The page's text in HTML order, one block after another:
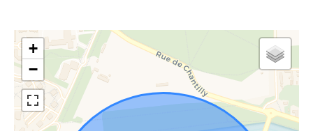
+
−